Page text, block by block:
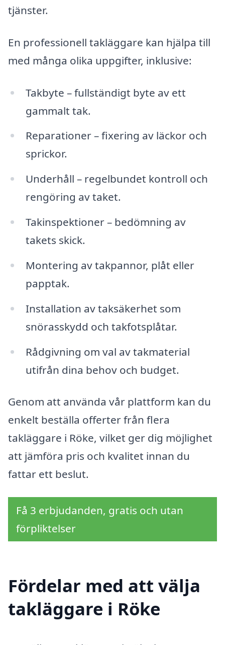
tjänster.
En professionell takläggare kan hjälpa till
med många olika uppgifter, inklusive:
Takbyte – fullständigt byte av ett
gammalt tak.
Reparationer – fixering av läckor och
sprickor.
Underhåll – regelbundet kontroll och
rengöring av taket.
Takinspektioner – bedömning av
takets skick.
Montering av takpannor, plåt eller
papptak.
Installation av taksäkerhet som
snörasskydd och takfotsplåtar.
Rådgivning om val av takmaterial
utifrån dina behov och budget.
Genom att använda vår plattform kan du
enkelt beställa offerter från flera
takläggare i Röke, vilket ger dig möjlighet
att jämföra pris och kvalitet innan du
fattar ett beslut.
Få 3 erbjudanden, gratis och utan
förpliktelser
Fördelar med att välja
takläggare i Röke